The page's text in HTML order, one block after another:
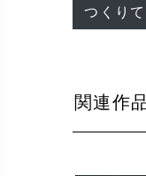
つくり
関連作